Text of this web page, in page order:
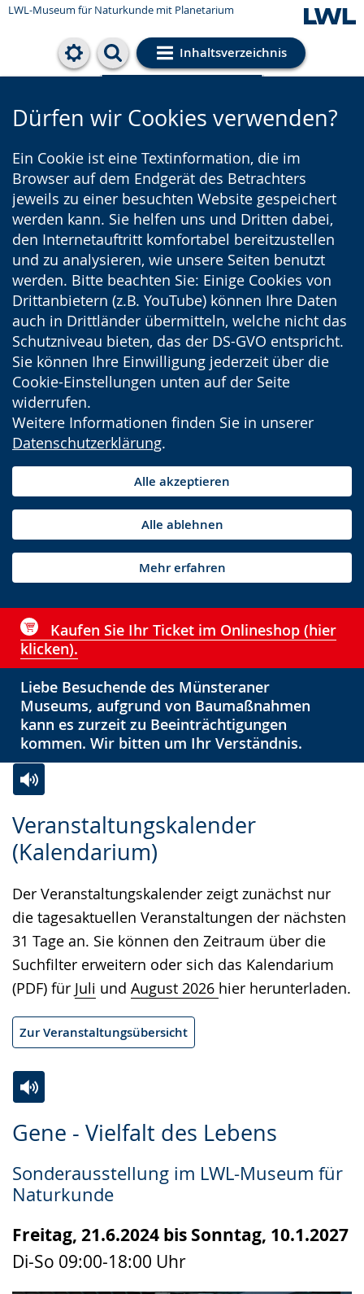
LWL-Museum für Naturkunde mit Planetarium
Inhaltsverzeichnis
Cookie-Einstellungen
Dürfen wir Cookies verwenden?
Ein Cookie ist eine Textinformation, die im
Browser auf dem Endgerät des Betrachters
jeweils zu einer besuchten Website gespeichert
werden kann. Sie helfen uns und Dritten dabei,
den Internetauftritt komfortabel bereitzustellen
und zu analysieren, wie unsere Seiten benutzt
werden. Bitte beachten Sie: Einige Cookies von
Drittanbietern (z.B. YouTube) können Ihre Daten
auch in Drittländer übermitteln, welche nicht das
Schutzniveau bieten, das der DS-GVO entspricht.
Sie können Ihre Einwilligung jederzeit über die
Cookie-Einstellungen unten auf der Seite
widerrufen.
Weitere Informationen finden Sie in unserer
Datenschutzerklärung.
Alle akzeptieren
Alle ablehnen
Mehr erfahren
Kaufen Sie Ihr Ticket im Onlineshop (hier
klicken).
Liebe Besuchende des Münsteraner
Museums, aufgrund von Baumaßnahmen
kann es zurzeit zu Beeinträchtigungen
kommen. Wir bitten um Ihr Verständnis.
Veranstaltungskalender
(Kalendarium)
Der Veranstaltungskalender zeigt zunächst nur
die tagesaktuellen Veranstaltungen der nächsten
31 Tage an. Sie können den Zeitraum über die
Suchfilter erweitern oder sich das Kalendarium
(PDF) für Juli und August 2026 hier herunterladen.
Leichten
Sprache
Audio-
Unterstützung.
Video
in
Gebärdensprache
wird
angezeigt.
Zur Veranstaltungsübersicht
Gene - Vielfalt des Lebens
Sonderausstellung im LWL-Museum für
Naturkunde
Freitag, 21.6.2024 bis Sonntag, 10.1.2027
Di-So 09:00-18:00 Uhr
Leichten
wechseln.
Audio-
Video
Deutscher
wird
angezeigt.